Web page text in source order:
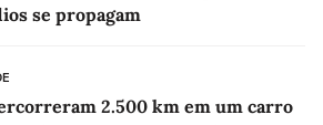
se propagam
2.500 km em um carro